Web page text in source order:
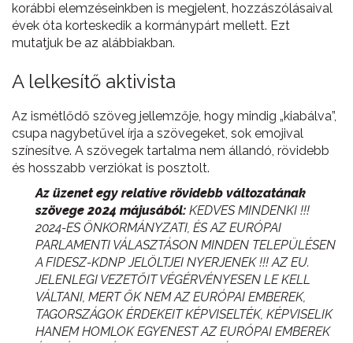
korábbi elemzéseinkben is megjelent, hozzászólásaival
évek óta korteskedik a kormánypárt mellett. Ezt
mutatjuk be az alábbiakban.
A lelkesítő aktivista
Az ismétlődő szöveg jellemzője, hogy mindig „kiabálva”,
csupa nagybetűvel írja a szövegeket, sok emojival
színesítve. A szövegek tartalma nem állandó, rövidebb
és hosszabb verziókat is posztolt.
Az üzenet egy relatíve rövidebb változatának
szövege 2024 májusából: KEDVES MINDENKI !!!
2024-ES ÖNKORMÁNYZATI, ÉS AZ EURÓPAI
PARLAMENTI VÁLASZTÁSON MINDEN TELEPÜLÉSEN
A FIDESZ-KDNP JELÖLTJEI NYERJENEK !!! AZ EU.
JELENLEGI VEZETŐIT VÉGÉRVÉNYESEN LE KELL
VÁLTANI, MERT ŐK NEM AZ EURÓPAI EMBEREK,
TAGORSZÁGOK ÉRDEKEIT KÉPVISELTÉK, KÉPVISELIK
HANEM HOMLOK EGYENEST AZ EURÓPAI EMBEREK